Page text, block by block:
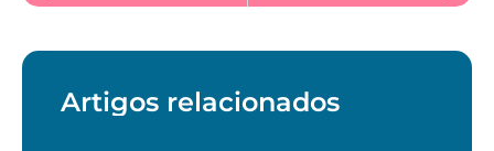
Artigos relacionados